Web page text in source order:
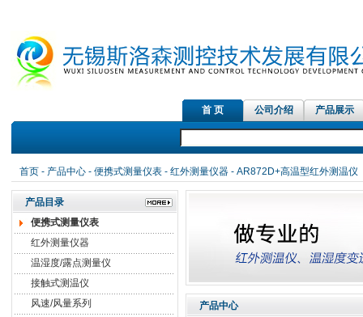
首 页 公司介绍 产品展示
首页- 产品中心- 便携式测量仪表- 红外测量仪器- AR872D+高温型红外测温仪
产品目录
便携式测量仪表
红外测量仪器
温湿度/露点测量仪
接触式测温仪
风速/风量系列
产品中心